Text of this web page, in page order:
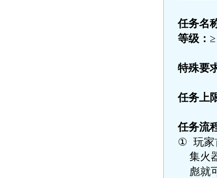
任务名
等级：
特殊要
任务上
任务流
① 玩
集火
彪就